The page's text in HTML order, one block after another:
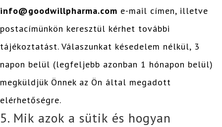
info@goodwillpharma.com e-mail címen, illetve
postacímünkön keresztül kérhet további
tájékoztatást. Válaszunkat késedelem nélkül, 3
napon belül (legfeljebb azonban 1 hónapon belül)
megküldjük Önnek az Ön által megadott
elérhetőségre.
5. Mik azok a sütik és hogyan